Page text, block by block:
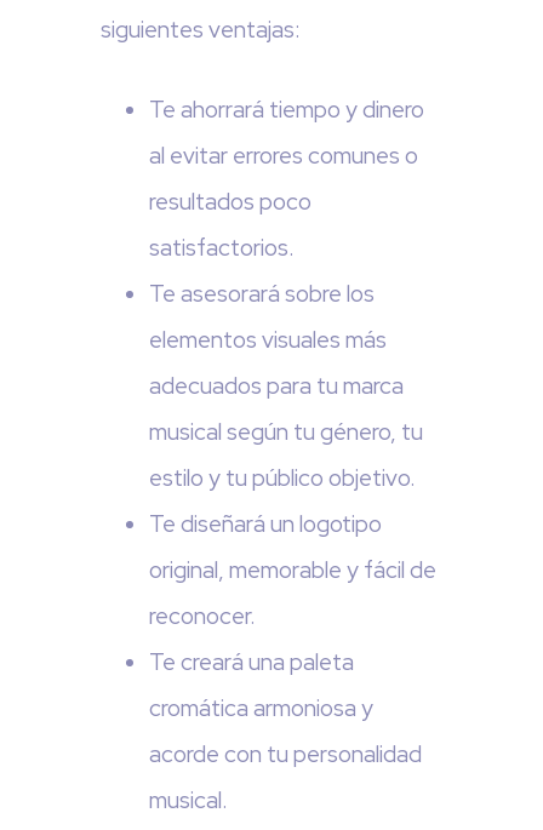
siguientes ventajas:
Te ahorrará tiempo y dinero
al evitar errores comunes o
resultados poco
satisfactorios.
Te asesorará sobre los
elementos visuales más
adecuados para tu marca
musical según tu género, tu
estilo y tu público objetivo.
Te diseñará un logotipo
original, memorable y fácil de
reconocer.
Te creará una paleta
cromática armoniosa y
acorde con tu personalidad
musical.